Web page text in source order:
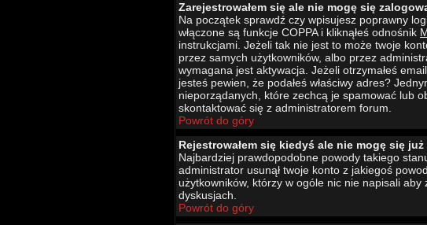
Zarejestrowałem się ale nie mogę się
Na początek sprawdź czy wpisujesz poprawny
włączone są funkcje COPPA i kliknąłeś odnośnik
instrukcjami. Jeżeli tak nie jest to może twoje
przez samych użytkowników, albo przez
wymagana jest aktywacja. Jeżeli otrzymałeś
jesteś pewien, że podałeś właściwy adres?
nieporządanych, które zechcą je spamować lub
skontaktować się z administratorem forum.
Powrót do góry
Rejestrowałem się kiedyś ale nie mogę się
Najbardziej prawdopodobne powody takiego
administrator usunął twoje konto z jakiegoś
użytkowników, którzy w ogóle nic nie napisali
dyskusjach.
Powrót do góry